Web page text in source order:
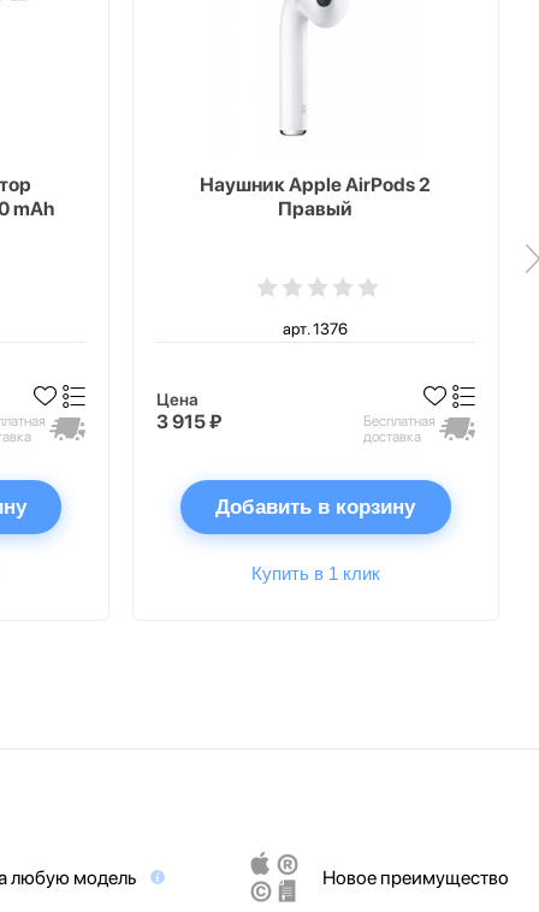
mAh
Наушник Apple AirPods 2
Правый
арт. 1376
Цена
3 915 ₽
Бесплатная
доставка
Добавить в корзину
Купить в 1 клик
любую модель Новое преимущество